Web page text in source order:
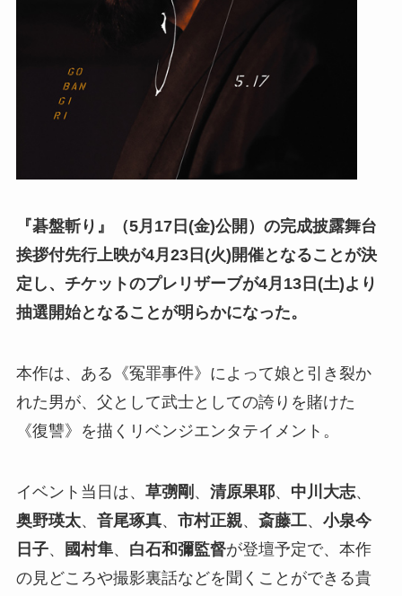
『碁盤斬り』（5月17日(金)公開）の完成披露舞台
挨拶付先行上映が4月23日(火)開催となることが決
定し、チケットのプレリザーブが4月13日(土)より
抽選開始となることが明らかになった。
本作は、ある《冤罪事件》によって娘と引き裂か
れた男が、父として武士としての誇りを賭けた
《復讐》を描くリベンジエンタテイメント。
イベント当日は、 草彅剛 、 清原果耶、 中川大志、
奥野瑛太、 音尾琢真、 市村正親、斎藤工、 小泉今
日子、 國村隼、 白石和彌監督が登壇予定で、本作
の見どころや撮影裏話などを聞くことができる貴